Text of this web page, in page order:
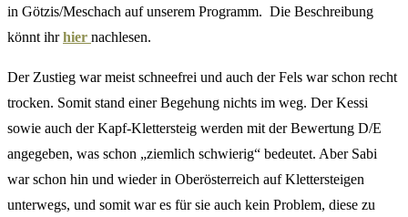
in Götzis/Meschach auf unserem Programm. Die Beschreibung
könnt ihrhier nachlesen.
Der Zustieg war meist schneefrei und auch der Fels war schon recht
trocken. Somit stand einer Begehung nichts im weg. Der Kessi
sowie auch der Kapf-Klettersteig werden mit der Bewertung D/E
angegeben, was schon „ziemlich schwierig“ bedeutet. Aber Sabi
war schon hin und wieder in Oberösterreich auf Klettersteigen
unterwegs, und somit war es für sie auch kein Problem, diese zu